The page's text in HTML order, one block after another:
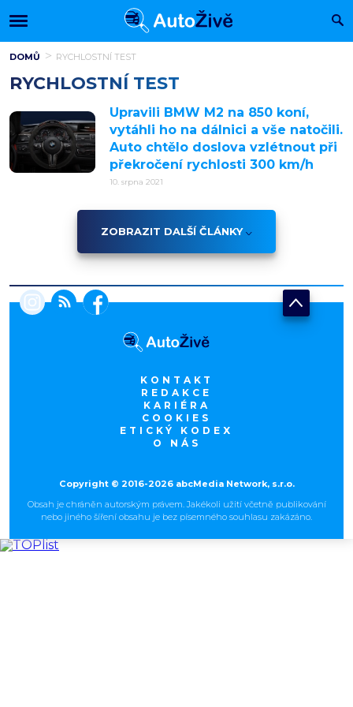
DOMŮ RYCHLOSTNÍ TEST
RYCHLOSTNÍ TEST
Upravili BMW M2 na 850 koní,
vytáhli ho na dálnici a vše natočili.
Auto chtělo doslova vzlétnout při
překročení rychlosti 300 km/h
10. srpna 2021
ZOBRAZIT DALŠÍ ČLÁNKY
KONTAKT
REDAKCE
KARIÉRA
COOKIES
ETICKÝ KODEX
O NÁS
Copyright © 2016-2026 abcMedia Network, s.r.o.
Obsah je chráněn autorským právem. Jakékoli užití včetně publikování
nebo jiného šíření obsahu je bez písemného souhlasu zakázáno.